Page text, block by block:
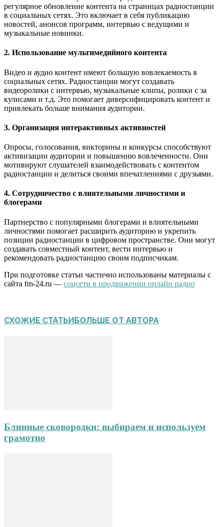
регулярное обновление контента на страницах радиостанции
в социальных сетях. Это включает в себя публикацию
новостей, анонсов программ, интервью с ведущими и
музыкальные новинки.
2. Использование мультимедийного контента
Видео и аудио контент имеют большую вовлекаемость в
социальных сетях. Радиостанции могут создавать
видеоролики с интервью, музыкальные клипы, ролики с за
кулисами и т.д. Это помогает диверсифицировать контент и
привлекать больше внимания аудитории.
3. Организация интерактивных активностей
Опросы, голосования, викторины и конкурсы способствуют
активизации аудитории и повышению вовлеченности. Они
мотивируют слушателей взаимодействовать с контентом
радиостанции и делиться своими впечатлениями с друзьями.
4. Сотрудничество с влиятельными личностями и
блогерами
Партнерство с популярными блогерами и влиятельными
личностями помогает расширить аудиторию и укрепить
позиции радиостанции в цифровом пространстве. Они могут
создавать совместный контент, вести интервью и
рекомендовать радиостанцию своим подписчикам.
При подготовке статьи частично использованы материалы с
сайта fm-24.ru — соцсети в продвижении онлайн радио
СХОЖИЕ СТАТЬИБОЛЬШЕ ОТ АВТОРА
Блинные сковородки: выбираем и используем
грамотно